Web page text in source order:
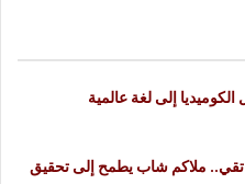
ملاكم شاب يطمح إلى تحقيق